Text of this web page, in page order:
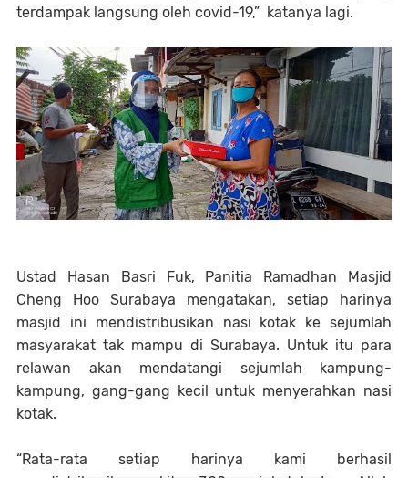
terdampak langsung oleh covid-19,” katanya lagi.
Ustad Hasan Basri Fuk, Panitia Ramadhan Masjid
Cheng Hoo Surabaya mengatakan, setiap harinya
masjid ini mendistribusikan nasi kotak ke sejumlah
masyarakat tak mampu di Surabaya. Untuk itu para
relawan akan mendatangi sejumlah kampung-
kampung, gang-gang kecil untuk menyerahkan nasi
kotak.
“Rata-rata setiap harinya kami berhasil